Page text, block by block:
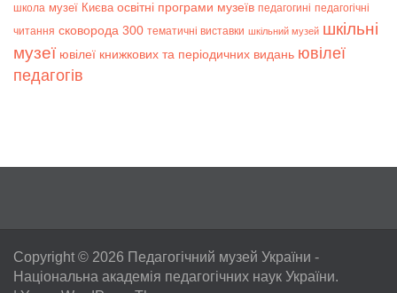
школа музеї Києва освітні програми музеїв педагогині педагогічні
читання сковорода 300 тематичні виставки шкільний музей шкільні
музеї ювілеї книжкових та періодичних видань ювілеї
педагогів
Copyright © 2026 Педагогічний музей України -
Національна академія педагогічних наук України.